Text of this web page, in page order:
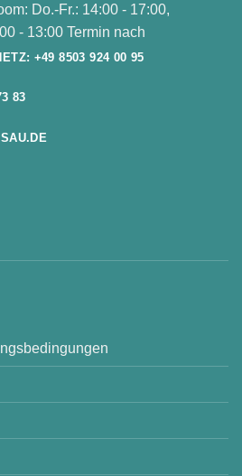
Do.-Fr.: 14:00 - 17:00,
- 13:00 Termin nach
+49 8503 924 00 95
83